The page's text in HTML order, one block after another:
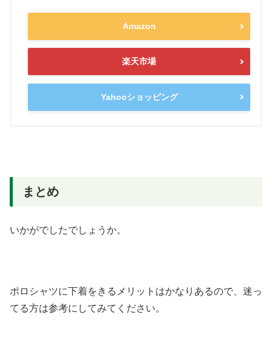
Amazon
楽天市場
Yahooショッピング
まとめ
いかがでしたでしょうか。
ポロシャツに下着をきるメリットはかなりあるので、迷っ
てる方は参考にしてみてください。